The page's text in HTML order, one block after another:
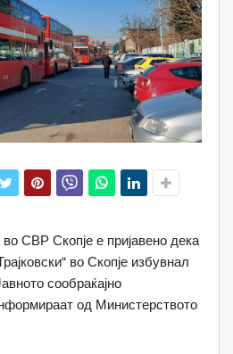
СВР Скопје е пријавено дека
во Скопје избувнал
сообраќајно
од Министерството